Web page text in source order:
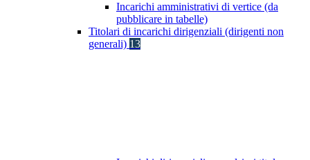
Incarichi amministrativi di vertice (da
pubblicare in tabelle)
Titolari di incarichi dirigenziali (dirigenti non
generali) 13